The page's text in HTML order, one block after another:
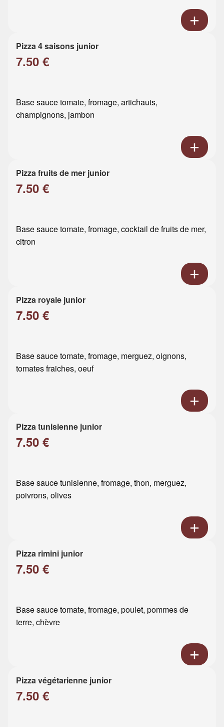
Pizza 4 saisons junior
7.50 €
Base sauce tomate, fromage, artichauts,
champignons, jambon
Pizza fruits de mer junior
7.50 €
Base sauce tomate, fromage, cocktail de fruits de mer,
citron
Pizza royale junior
7.50 €
Base sauce tomate, fromage, merguez, oignons,
tomates fraiches, oeuf
Pizza tunisienne junior
7.50 €
Base sauce tunisienne, fromage, thon, merguez,
poivrons, olives
Pizza rimini junior
7.50 €
Base sauce tomate, fromage, poulet, pommes de
terre, chèvre
Pizza végétarienne junior
7.50 €